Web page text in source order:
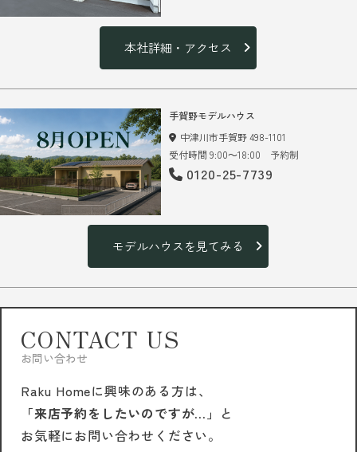
本社詳細・アクセス
手賀野モデルハウス
中津川市手賀野 498-1101
受付時間 9:00～18:00 予約制
0120-25-7739
モデルハウスを見てみる
CONTACT US
お問い合わせ
Raku Homeに興味のある方は、
「来店予約をしたいのですが…」 と
お気軽にお問い合わせください。